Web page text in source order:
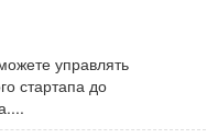
управлять
стартапа до